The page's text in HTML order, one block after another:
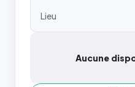
Lieu
Aucune